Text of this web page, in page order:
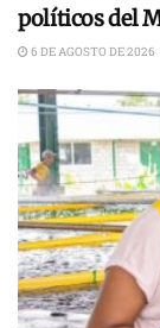
políticos del
6 DE AGOSTO DE 2026